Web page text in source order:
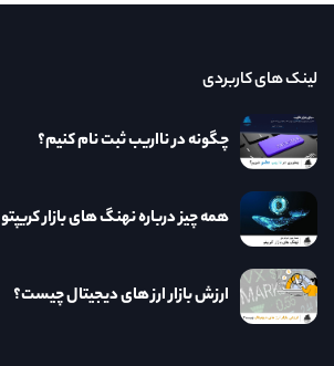
لینک های کاربردی
چگونه در نااریب ثبت نام کنیم؟
همه چیز درباره نهنگ های بازار کریپتو
ارزش بازار ارز های دیجیتال چیست؟